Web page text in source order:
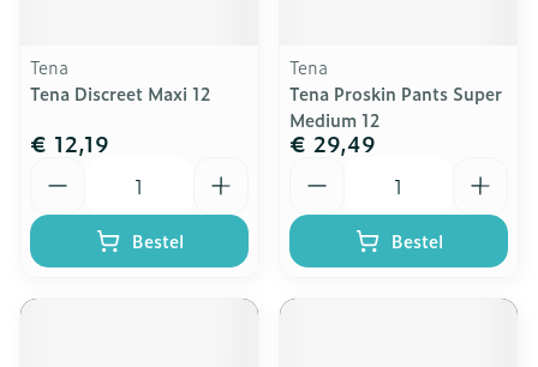
Tena
Tena Discreet Maxi 12
€ 12,19
Bestel
Tena
Tena Proskin Pants Super
Medium 12
€ 29,49
Bestel